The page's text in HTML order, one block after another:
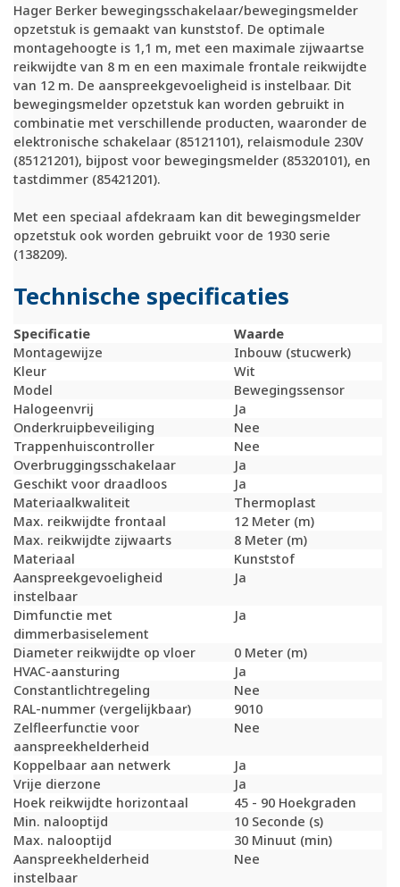
Hager Berker bewegingsschakelaar/bewegingsmelder
opzetstuk is gemaakt van kunststof. De optimale
montagehoogte is 1,1 m, met een maximale zijwaartse
reikwijdte van 8 m en een maximale frontale reikwijdte
van 12 m. De aanspreekgevoeligheid is instelbaar. Dit
bewegingsmelder opzetstuk kan worden gebruikt in
combinatie met verschillende producten, waaronder de
elektronische schakelaar (85121101), relaismodule 230V
(85121201), bijpost voor bewegingsmelder (85320101), en
tastdimmer (85421201).
Met een speciaal afdekraam kan dit bewegingsmelder
opzetstuk ook worden gebruikt voor de 1930 serie
(138209).
Technische specificaties
Specificatie
Waarde
Montagewijze
Inbouw (stucwerk)
Kleur
Wit
Model
Bewegingssensor
Halogeenvrij
Ja
Onderkruipbeveiliging
Nee
Trappenhuiscontroller
Nee
Overbruggingsschakelaar
Ja
Geschikt voor draadloos
Ja
Materiaalkwaliteit
Thermoplast
Max. reikwijdte frontaal
12 Meter (m)
Max. reikwijdte zijwaarts
8 Meter (m)
Materiaal
Kunststof
Aanspreekgevoeligheid
instelbaar
Ja
Dimfunctie met
dimmerbasiselement
Ja
Diameter reikwijdte op vloer
0 Meter (m)
HVAC-aansturing
Ja
Constantlichtregeling
Nee
RAL-nummer (vergelijkbaar)
9010
Zelfleerfunctie voor
aanspreekhelderheid
Nee
Koppelbaar aan netwerk
Ja
Vrije dierzone
Ja
Hoek reikwijdte horizontaal
45 - 90 Hoekgraden
Min. nalooptijd
10 Seconde (s)
Max. nalooptijd
30 Minuut (min)
Aanspreekhelderheid
instelbaar
Nee